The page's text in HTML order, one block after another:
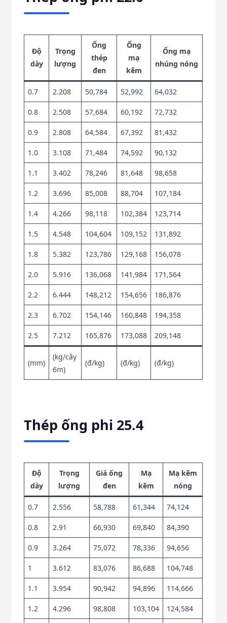
Độ
dày
Trọng
lượng
Ống
thép
đen
Ống
mạ
kẽm
Ống mạ
nhúng nóng
0.7 2.208 50,784 52,992 64,032
0.8 2.508 57,684 60,192 72,732
0.9 2.808 64,584 67,392 81,432
1.0 3.108 71,484 74,592 90,132
1.1 3.402 78,246 81,648 98,658
1.2 3.696 85,008 88,704 107,184
1.4 4.266 98,118 102,384 123,714
1.5 4.548 104,604 109,152 131,892
1.8 5.382 123,786 129,168 156,078
2.0 5.916 136,068 141,984 171,564
2.2 6.444 148,212 154,656 186,876
2.3 6.702 154,146 160,848 194,358
2.5 7.212 165,876 173,088 209,148
(mm)
(kg/cây
6m)
(đ/kg) (đ/kg) (đ/kg)
Thép ống phi 25.4
Độ
dày
Trọng
lượng
Giá ống
đen
Mạ
kẽm
Mạ kẽm
nóng
0.7 2.556 58,788 61,344 74,124
0.8 2.91 66,930 69,840 84,390
0.9 3.264 75,072 78,336 94,656
1 3.612 83,076 86,688 104,748
1.1 3.954 90,942 94,896 114,666
1.2 4.296 98,808 103,104 124,584